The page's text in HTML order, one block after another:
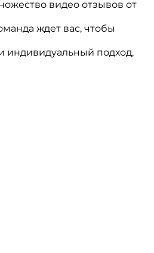
видео отзывов от
ждет вас, чтобы
индивидуальный подход,